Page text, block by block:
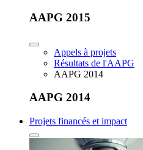
AAPG 2015
Appels à projets
Résultats de l'AAPG
AAPG 2014
AAPG 2014
Projets financés et impact